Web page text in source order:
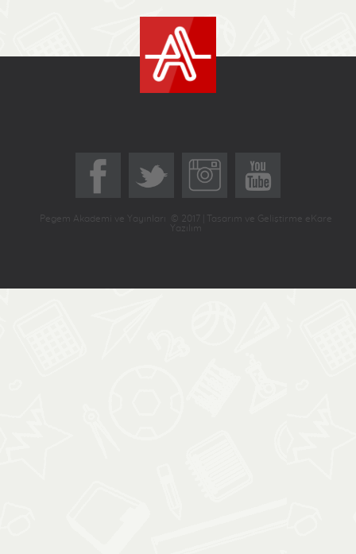
Pegem Akademi ve Yayınları © 2017 | Tasarım ve Geliştirme eKare
Yazılım